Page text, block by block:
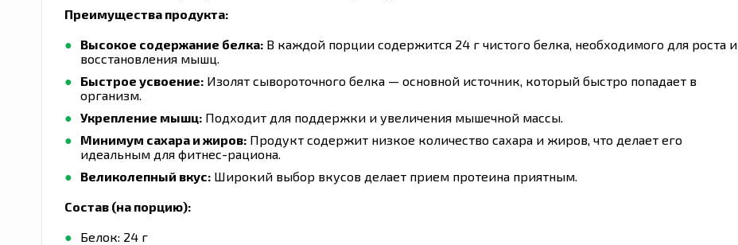
Преимущества продукта:
Высокое содержание белка: В каждой порции содержится 24 г чистого белка, необходимого для роста и
восстановления мышц.
Быстрое усвоение: Изолят сывороточного белка — основной источник, который быстро попадает в
организм.
Укрепление мышц: Подходит для поддержки и увеличения мышечной массы.
Минимум сахара и жиров: Продукт содержит низкое количество сахара и жиров, что делает его
идеальным для фитнес-рациона.
Великолепный вкус: Широкий выбор вкусов делает прием протеина приятным.
Состав (на порцию):
Белок: 24 г